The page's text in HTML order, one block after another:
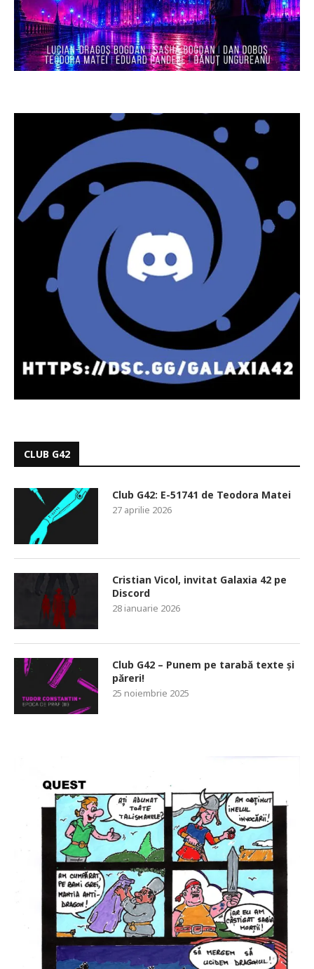
CLUB G42
Club G42: E-51741 de Teodora Matei
27 aprilie 2026
Cristian Vicol, invitat Galaxia 42 pe
Discord
28 ianuarie 2026
Club G42 – Punem pe tarabă texte și
păreri!
25 noiembrie 2025